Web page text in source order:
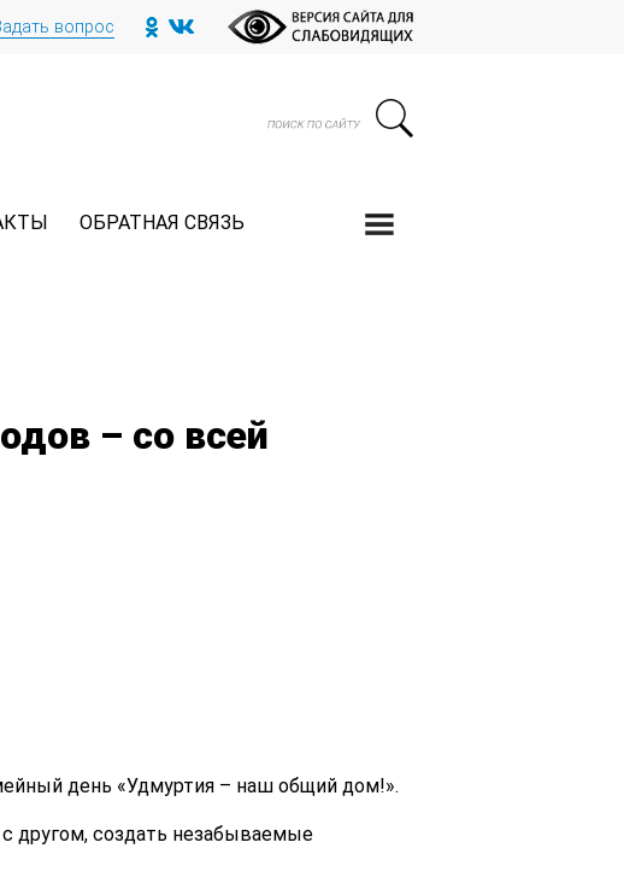
вопрос
ОБРАТНАЯ СВЯЗЬ
– со всей
день «Удмуртия – наш общий дом!».
другом, создать незабываемые